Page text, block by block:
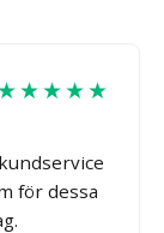
för dessa